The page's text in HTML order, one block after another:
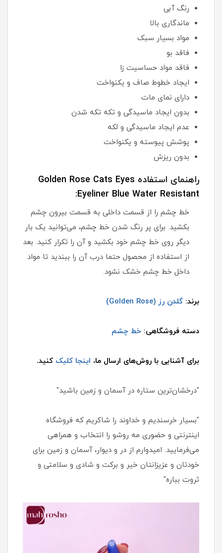
رنگ آبی
ماندگاری بالا
مواد بسیار سبک
فاقد بو
فاقد مواد حساسیت زا
ایجاد خطوط صاف و یکنواخت
دارای نمای مات
بدون ایجاد ماسیدگی و تکه تکه شدن
عدم ایجاد ماسیدگی و لکه
پوشش پیوسته و یکنواخت
بدون ریزش
راهنمای استفاده Golden Rose Cats Eyes
Eyeliner Blue Water Resistant:
خط چشم را از قسمت داخلی به قسمت بیرون چشم
بکشید. برای پر رنگ شدن خط چشم، می‌توانید یک بار
دیگر روی خط چشم خود بکشید و آن را تکرار کنید. بعد
از استفاده از محصول حتما درب آن را ببندید تا مواد
داخل خط چشم خشک نشود.
برند: گلدن رز (Golden Rose)
دسته فروشگاهی: خط چشم
برای آشنایی با روش‌های ارسال ما، اینجا کلیک کنید.
"درخشان‌ترین ستاره در آسمان و زمین باشید"
"بسیار خرسندیم و خداوند را شاکریم که فروشگاه
اینترنتی و حضوری مه روشو را انتخاب و همراهی
می‌فرمایید. امیدوارم از در و دیوار، آسمان و زمین برای
خودتان و عزیزانتان خیر و برکت و شادی و سلامتی و
ثروت بباره"